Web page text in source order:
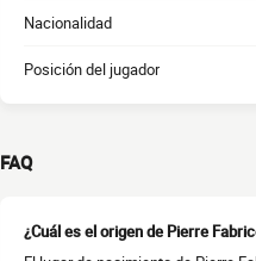
Nacionalidad
Posición del jugador
FAQ
¿Cuál es el origen de Pierre